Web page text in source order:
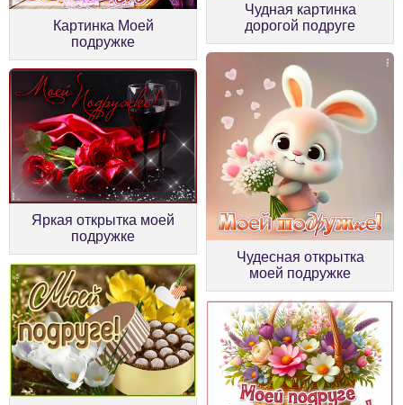
Картинка Моей
подружке
Чудная картинка
дорогой подруге
Яркая открытка моей
подружке
Чудесная открытка
моей подружке